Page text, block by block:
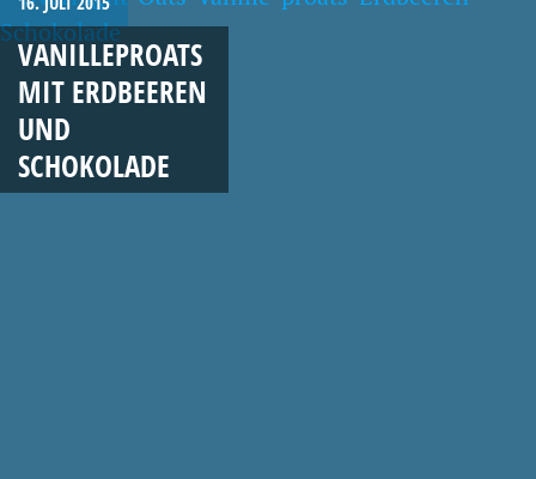
VANILLEPROATS
MIT ERDBEEREN
UND
SCHOKOLADE